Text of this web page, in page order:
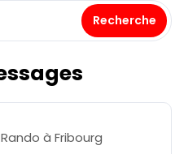
Recherche
à Fribourg